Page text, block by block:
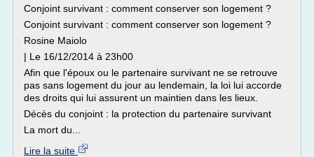
Conjoint survivant : comment conserver son logement ?
Conjoint survivant : comment conserver son logement ?
Rosine Maiolo
| Le 16/12/2014 à 23h00
Afin que l'époux ou le partenaire survivant ne se retrouve
pas sans logement du jour au lendemain, la loi lui accorde
des droits qui lui assurent un maintien dans les lieux.
Décès du conjoint : la protection du partenaire survivant
La mort du...
Lire la suite